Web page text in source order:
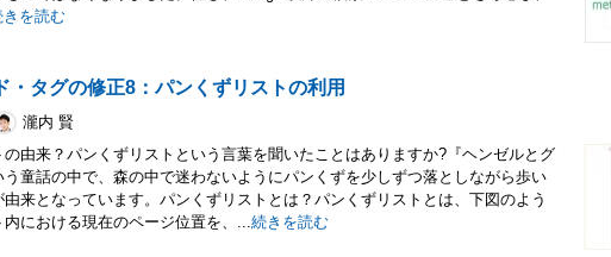
きを読む
・タグの修正8：パンくずリストの利用
瀧内 賢
由来？パンくずリストという言葉を聞いたことはありますか?『ヘンゼルとグ
う童話の中で、森の中で迷わないようにパンくずを少しずつ落としながら歩い
由来となっています。パンくずリストとは？パンくずリストとは、下図のよう
内における現在のページ位置を、...続きを読む